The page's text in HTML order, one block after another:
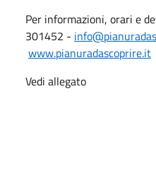
Per informazioni, orari e
301452 -
www.pianuradascoprire.it
Vedi allegato